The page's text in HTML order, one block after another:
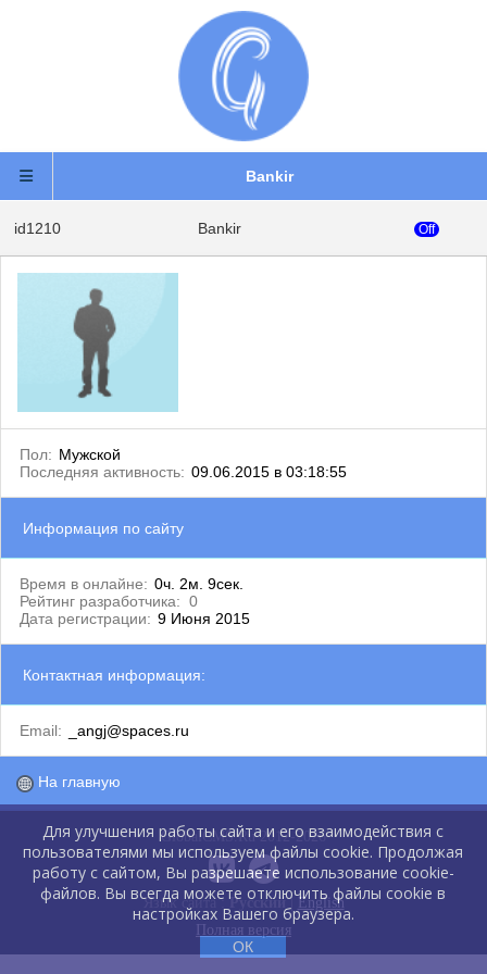
Bankir
id1210 Bankir Off
Пол: Мужской
Последняя активность: 09.06.2015 в 03:18:55
Информация по сайту
Время в онлайне: 0ч. 2м. 9сек.
Рейтинг разработчика: 0
Дата регистрации: 9 Июня 2015
Контактная информация:
Email: _angj@spaces.ru
На главную
GlobalCMS.Ru 2012-2026
Язык сайта :Русский| English
Полная версия
Для улучшения работы сайта и его взаимодействия с
пользователями мы используем файлы cookie. Продолжая
работу с сайтом, Вы разрешаете использование cookie-
файлов. Вы всегда можете отключить файлы cookie в
настройках Вашего браузера.
ОК